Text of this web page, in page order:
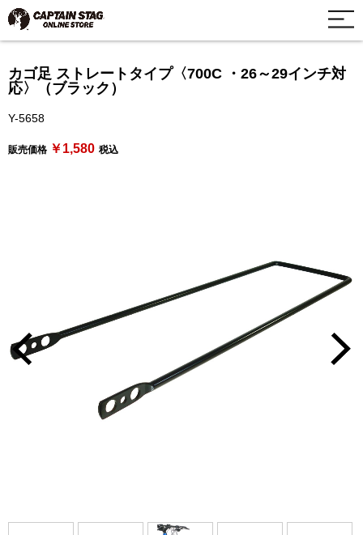
カゴ足 ストレートタイプ〈700C ・26～29インチ対
応〉（ブラック）
Y-5658
販売価格 ￥1,580 税込